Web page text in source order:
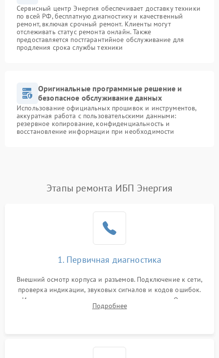
Сервисный центр Энергия обеспечивает доставку техники
по всей РФ, бесплатную диагностику и качественный
ремонт, включая срочный ремонт. Клиенты могут
отслеживать статус ремонта онлайн. Также
предоставляется постгарантийное обслуживание для
продления срока службы техники
Оригинальные программные решение и
безопасное обслуживание данных
Использование официальных прошивок и инструментов,
аккуратная работа с пользовательскими данными:
резервное копирование, конфиденциальность и
восстановление информации при необходимости
Этапы ремонта ИБП Энергия
1. Первичная диагностика
Внешний осмотр корпуса и разъемов. Подключение к сети,
проверка индикации, звуковых сигналов и кодов ошибок.
Измерение входного и выходного напряжения. Оценка
реакции ИБП на отключение основного питания без
Подробнее